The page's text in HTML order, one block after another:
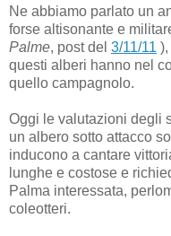
Ne abbiamo parlato un
forse altisonante e
Palme, post del 3/11/11
questi alberi hanno nel
quello campagnolo.
Oggi le valutazioni degli
un albero sotto attacco
inducono a cantare
lunghe e costose e
Palma interessata,
coleotteri.